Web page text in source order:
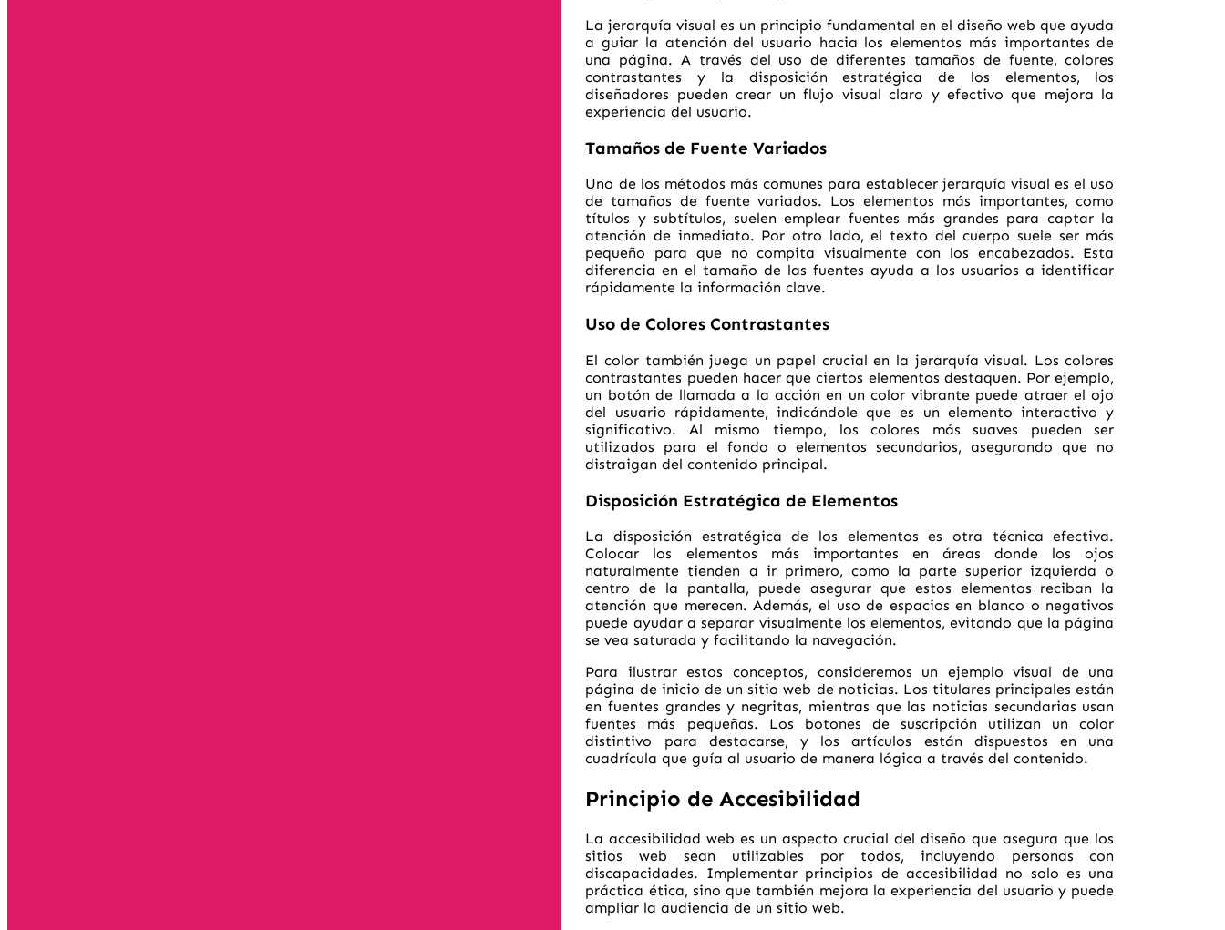
La jerarquía visual es un principio fundamental en el diseño web que ayuda
a guiar la atención del usuario hacia los elementos más importantes de
una página. A través del uso de diferentes tamaños de fuente, colores
contrastantes y la disposición estratégica de los elementos, los
diseñadores pueden crear un flujo visual claro y efectivo que mejora la
experiencia del usuario.
Tamaños de Fuente Variados
Uno de los métodos más comunes para establecer jerarquía visual es el uso
de tamaños de fuente variados. Los elementos más importantes, como
títulos y subtítulos, suelen emplear fuentes más grandes para captar la
atención de inmediato. Por otro lado, el texto del cuerpo suele ser más
pequeño para que no compita visualmente con los encabezados. Esta
diferencia en el tamaño de las fuentes ayuda a los usuarios a identificar
rápidamente la información clave.
Uso de Colores Contrastantes
El color también juega un papel crucial en la jerarquía visual. Los colores
contrastantes pueden hacer que ciertos elementos destaquen. Por ejemplo,
un botón de llamada a la acción en un color vibrante puede atraer el ojo
del usuario rápidamente, indicándole que es un elemento interactivo y
significativo. Al mismo tiempo, los colores más suaves pueden ser
utilizados para el fondo o elementos secundarios, asegurando que no
distraigan del contenido principal.
Disposición Estratégica de Elementos
La disposición estratégica de los elementos es otra técnica efectiva.
Colocar los elementos más importantes en áreas donde los ojos
naturalmente tienden a ir primero, como la parte superior izquierda o
centro de la pantalla, puede asegurar que estos elementos reciban la
atención que merecen. Además, el uso de espacios en blanco o negativos
puede ayudar a separar visualmente los elementos, evitando que la página
se vea saturada y facilitando la navegación.
Para ilustrar estos conceptos, consideremos un ejemplo visual de una
página de inicio de un sitio web de noticias. Los titulares principales están
en fuentes grandes y negritas, mientras que las noticias secundarias usan
fuentes más pequeñas. Los botones de suscripción utilizan un color
distintivo para destacarse, y los artículos están dispuestos en una
cuadrícula que guía al usuario de manera lógica a través del contenido.
Principio de Accesibilidad
La accesibilidad web es un aspecto crucial del diseño que asegura que los
sitios web sean utilizables por todos, incluyendo personas con
discapacidades. Implementar principios de accesibilidad no solo es una
práctica ética, sino que también mejora la experiencia del usuario y puede
ampliar la audiencia de un sitio web.